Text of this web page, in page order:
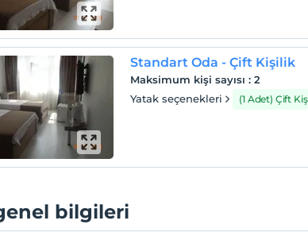
Standart Oda - Çift Kişilik
Maksimum kişi sayısı :2
Yatak seçenekleri
(1 Adet) Çift
bilgileri